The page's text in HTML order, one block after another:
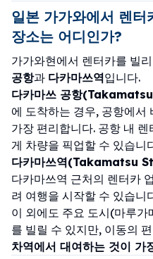
일본 가가와에서 렌
장소는 어디인가?
가가와현에서 렌터카를 빌
공항과 다카마쓰역입니다.
다카마쓰 공항
에 도착하는 경우, 공항에서
가장 편리합니다. 공항 내
게 차량을 픽업할 수 있습니
다카마쓰역(Takamatsu
다카마쓰역 근처의 렌터카
려 여행을 시작할 수 있습니
이 외에도 주요 도시(마루
를 빌릴 수 있지만, 이동의
차역에서 대여하는 것이 가